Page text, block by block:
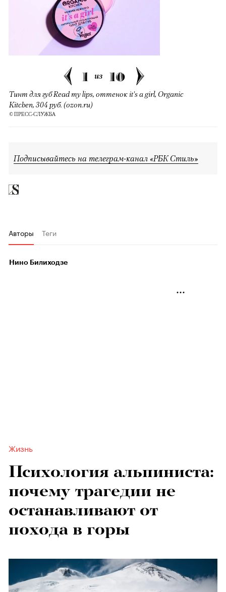
1 из 10
Тинт для губ Read my lips, оттенок it's a girl, Organic
Kitchen, 304 руб. (ozon.ru)
© ПРЕСС-СЛУЖБА
Подписывайтесь на телеграм-канал «РБК Стиль»
Авторы Теги
Нино Билиходзе
Жизнь
Психология альпиниста:
почему трагедии не
останавливают от
похода в горы